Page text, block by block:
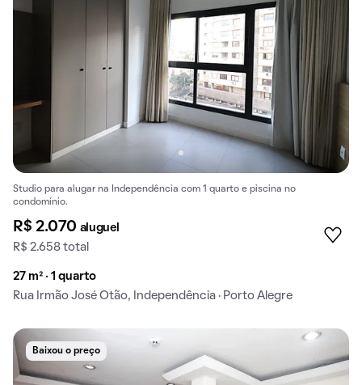
Studio para alugar na Independência com 1 quarto e piscina no
condomínio.
R$ 2.070 aluguel
R$ 2.658 total
27 m² · 1 quarto
Rua Irmão José Otão, Independência · Porto Alegre
Baixou o preço